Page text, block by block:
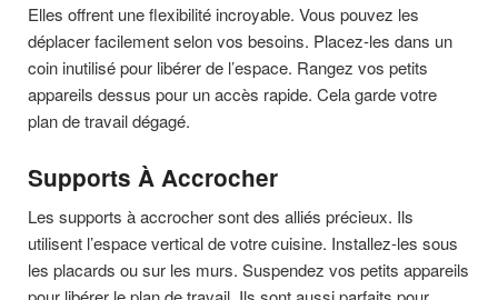
Elles offrent une flexibilité incroyable. Vous pouvez les
déplacer facilement selon vos besoins. Placez-les dans un
coin inutilisé pour libérer de l’espace. Rangez vos petits
appareils dessus pour un accès rapide. Cela garde votre
plan de travail dégagé.
Supports À Accrocher
Les supports à accrocher sont des alliés précieux. Ils
utilisent l’espace vertical de votre cuisine. Installez-les sous
les placards ou sur les murs. Suspendez vos petits appareils